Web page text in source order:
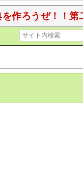
作ろうぜ！！